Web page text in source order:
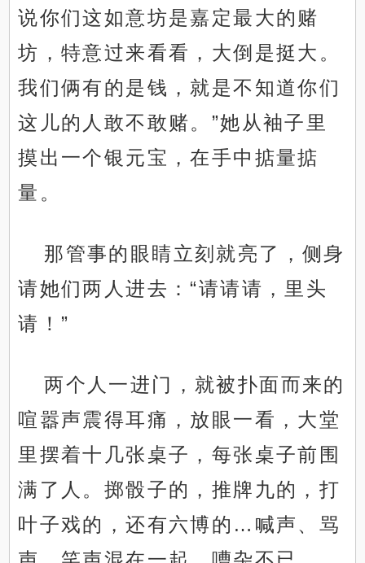
说你们这如意坊是嘉定最大的赌
坊，特意过来看看，大倒是挺大。
我们俩有的是钱，就是不知道你们
这儿的人敢不敢赌。”她从袖子里
摸出一个银元宝，在手中掂量掂
量。
那管事的眼睛立刻就亮了，侧身
请她们两人进去：“请请请，里头
请！”
两个人一进门，就被扑面而来的
喧嚣声震得耳痛，放眼一看，大堂
里摆着十几张桌子，每张桌子前围
满了人。掷骰子的，推牌九的，打
叶子戏的，还有六博的…喊声、骂